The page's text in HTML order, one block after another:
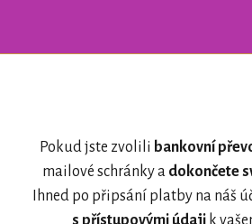
Pokud jste zvolili bankovní
mailové schránky a dokončete
Ihned po připsání platby na náš
s přístupovými údaji k